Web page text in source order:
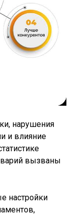
нарушения
и влияние
вызваны
настройки